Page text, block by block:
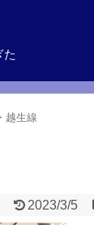
た
越生線
2023/3/5